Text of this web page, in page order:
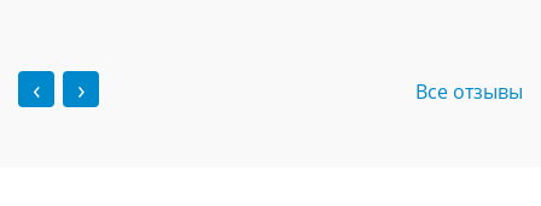
‹ › Все отзывы